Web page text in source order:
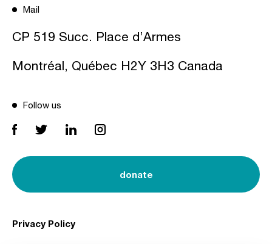
Mail
CP 519 Succ. Place d’Armes
Montréal, Québec H2Y 3H3 Canada
Follow us
donate
Privacy Policy